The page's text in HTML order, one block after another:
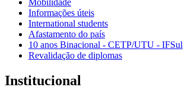
Informações úteis
International students
Afastamento do país
10 anos Binacional - CETP/UTU - IFSul
Revalidação de diplomas
Institucional